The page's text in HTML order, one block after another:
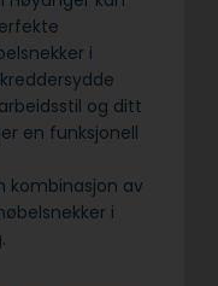
i
og ditt
en funksjonell
kombinasjon av
i